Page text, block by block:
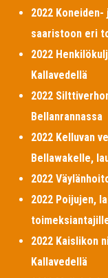
2022
saaristoon eri
2022
Kallavedellä
2022
Bellanrannassa
2022 Kelluvan
Bellawakelle,
2022
2022 Poijujen,
2022 Kaislikon
Kallavedellä